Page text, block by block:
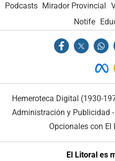
Podcasts Mirador Provincial
Notife
Hemeroteca Digital (1930-
Administración y Publicidad -
Opcionales con El
El Litoral es